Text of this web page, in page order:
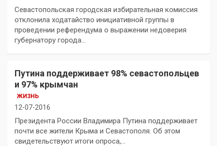
Севастопольская городская избирательная комиссия
отклонила ходатайство инициативной группы в
проведении референдума о выражении недоверия
губернатору города…
Путина поддерживает 98% севастопольцев
и 97% крымчан
ЖИЗНЬ
12-07-2016
Президента России Владимира Путина поддерживает
почти все жители Крыма и Севастополя. Об этом
свидетельствуют итоги опроса,…